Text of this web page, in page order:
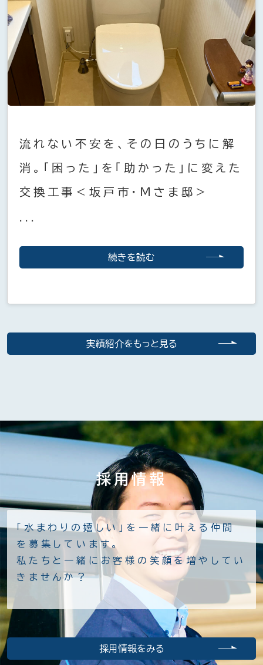
流れない不安を、その日のうちに解
消。「困った」を「助かった」に変えた
交換工事＜坂戸市・Mさま邸＞
...
続きを読む
実績紹介をもっと見る
採用情報
「水まわりの嬉しい」を一緒に叶える仲間
を募集しています。
私たちと一緒にお客様の笑顔を増やしてい
きませんか？
採用情報をみる